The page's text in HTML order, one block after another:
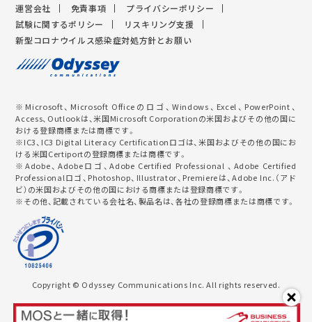
運営会社
免責事項
プライバシーポリシー
試験に関するポリシー
リスキリング支援
新型コロナウイルス感染症対処方針とお願い
※Microsoft、Microsoft Officeのロゴ、Windows、Excel、PowerPoint、
Access、Outlookは、米国Microsoft Corporationの米国およびその他の国に
おける登録商標または商標です。
※IC3、IC3 Digital Literacy Certificationロゴは、米国およびその他の国にお
ける米国Certiportの登録商標または商標です。
※Adobe、Adobeロゴ、Adobe Certified Professional 、Adobe Certified
Professionalロゴ、Photoshop、Illustrator、Premiereは、Adobe Inc.（アド
ビ）の米国およびその他の国における商標または登録商標です。
※その他、記載されている会社名、製品名は、各社の登録商標または商標です。
Copyright © Odyssey Communications Inc. All rights reserved.